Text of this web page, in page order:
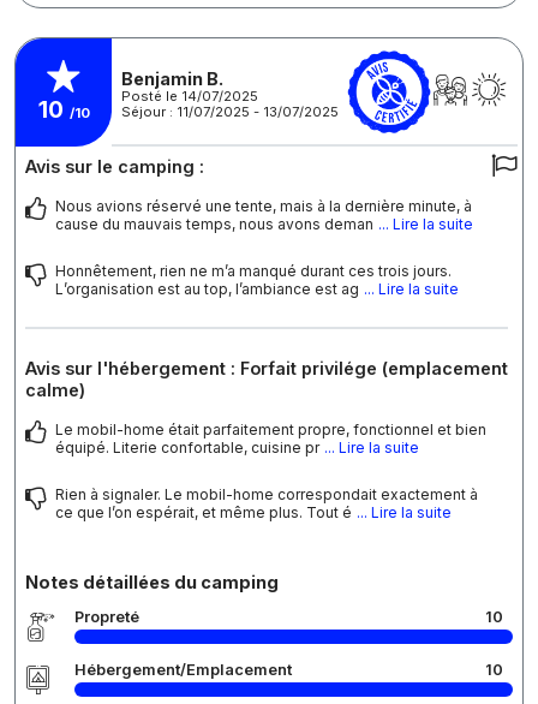
10 /10
Benjamin B.
Posté le 14/07/2025
Séjour : 11/07/2025 - 13/07/2025
Avis sur le camping :
Nous avions réservé une tente, mais à la dernière minute, à
cause du mauvais temps, nous avons deman ... Lire la suite
Honnêtement, rien ne m’a manqué durant ces trois jours.
L’organisation est au top, l’ambiance est ag ... Lire la suite
Avis sur l'hébergement : Forfait privilége (emplacement
calme)
Le mobil-home était parfaitement propre, fonctionnel et bien
équipé. Literie confortable, cuisine pr ... Lire la suite
Rien à signaler. Le mobil-home correspondait exactement à
ce que l’on espérait, et même plus. Tout é ... Lire la suite
Notes détaillées du camping
Propreté 10
Hébergement/Emplacement 10